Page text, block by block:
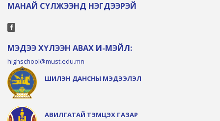
МАНАЙ СҮЛЖЭЭНД НЭГДЭЭРЭЙ
МЭДЭЭ ХҮЛЭЭН АВАХ И-МЭЙЛ:
highschool@must.edu.mn
ШИЛЭН ДАНСНЫ МЭДЭЭЛЭЛ
АВИЛГАТАЙ ТЭМЦЭХ ГАЗАР